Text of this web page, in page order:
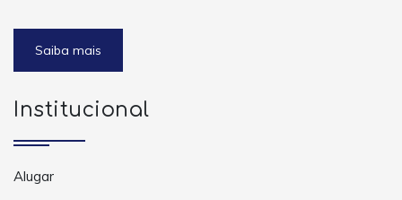
Saiba mais
Institucional
Alugar